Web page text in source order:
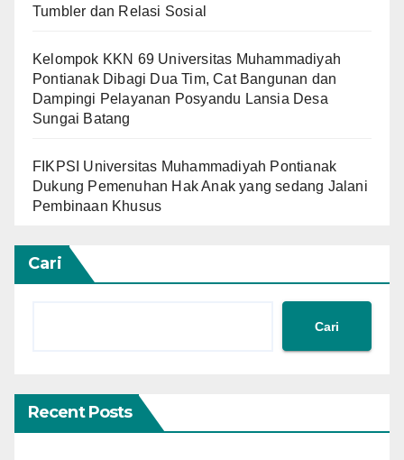
Tumbler dan Relasi Sosial
Kelompok KKN 69 Universitas Muhammadiyah
Pontianak Dibagi Dua Tim, Cat Bangunan dan
Dampingi Pelayanan Posyandu Lansia Desa
Sungai Batang
FIKPSI Universitas Muhammadiyah Pontianak
Dukung Pemenuhan Hak Anak yang sedang Jalani
Pembinaan Khusus
Cari
Cari
Recent Posts